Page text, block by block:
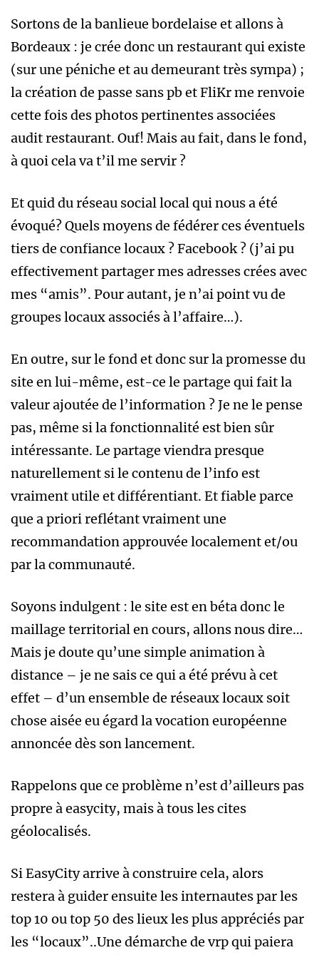
Sortons de la banlieue bordelaise et allons à
Bordeaux : je crée donc un restaurant qui existe
(sur une péniche et au demeurant très sympa) ;
la création de passe sans pb et FliKr me renvoie
cette fois des photos pertinentes associées
audit restaurant. Ouf! Mais au fait, dans le fond,
à quoi cela va t’il me servir ?
Et quid du réseau social local qui nous a été
évoqué? Quels moyens de fédérer ces éventuels
tiers de confiance locaux ? Facebook ? (j’ai pu
effectivement partager mes adresses crées avec
mes “amis”. Pour autant, je n’ai point vu de
groupes locaux associés à l’affaire…).
En outre, sur le fond et donc sur la promesse du
site en lui-même, est-ce le partage qui fait la
valeur ajoutée de l’information ? Je ne le pense
pas, même si la fonctionnalité est bien sûr
intéressante. Le partage viendra presque
naturellement si le contenu de l’info est
vraiment utile et différentiant. Et fiable parce
que a priori reflétant vraiment une
recommandation approuvée localement et/ou
par la communauté.
Soyons indulgent : le site est en béta donc le
maillage territorial en cours, allons nous dire…
Mais je doute qu’une simple animation à
distance – je ne sais ce qui a été prévu à cet
effet – d’un ensemble de réseaux locaux soit
chose aisée eu égard la vocation européenne
annoncée dès son lancement.
Rappelons que ce problème n’est d’ailleurs pas
propre à easycity, mais à tous les cites
géolocalisés.
Si EasyCity arrive à construire cela, alors
restera à guider ensuite les internautes par les
top 10 ou top 50 des lieux les plus appréciés par
les “locaux”..Une démarche de vrp qui paiera